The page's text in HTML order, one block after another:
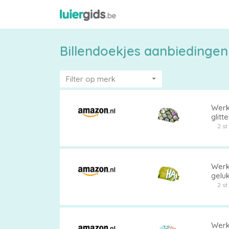
Billendoekjes
Filter op merk
2 st
2 st